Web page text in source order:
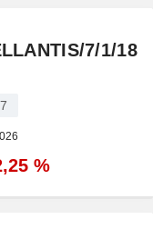
7/1/18
%